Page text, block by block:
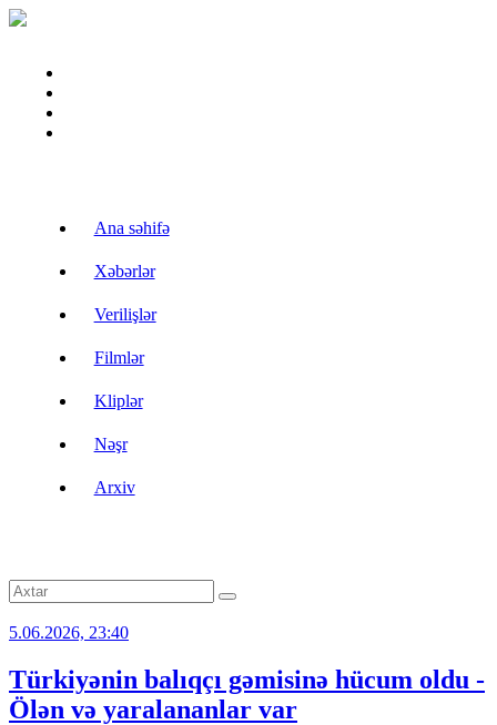
Ana səhifə
Xəbərlər
Verilişlər
Filmlər
Kliplər
Nəşr
Arxiv
5.06.2026, 23:40
Türkiyənin balıqçı gəmisinə hücum oldu -
Ölən və yaralananlar var